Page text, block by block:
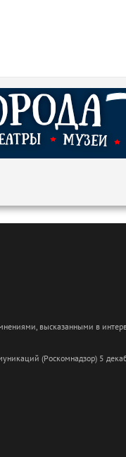
высказанными в
(Роскомнадзор) 5